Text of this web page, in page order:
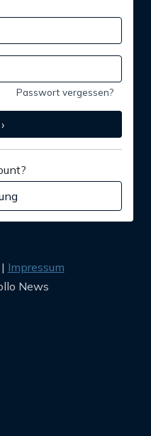
Passwort vergessen?
Impressum
News